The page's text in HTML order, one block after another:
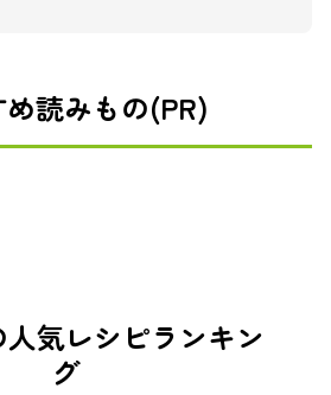
読みもの(PR)
気レシピランキン
グ